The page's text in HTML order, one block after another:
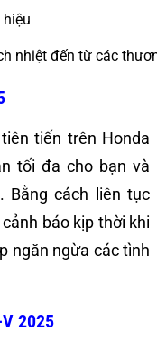
nhiệt đến từ các
tiến trên Honda
tối đa cho bạn và
Bằng cách liên tục
báo kịp thời khi
ngăn ngừa các tình
2025